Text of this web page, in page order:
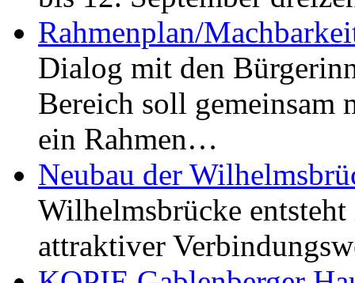
Rahmenplan/
Dialog mit den
Bereich soll gemeinsam
ein Rahmen…
Neubau der
Wilhelmsbrücke
attraktiver